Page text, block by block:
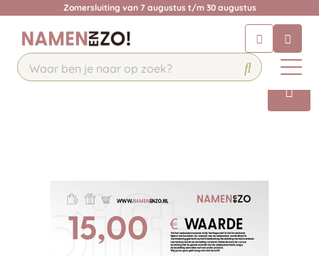
Zomersluiting van 7 augustus t/m 30 augustus
Chat 24/7 met onze chatbot voor
hulp
Contact